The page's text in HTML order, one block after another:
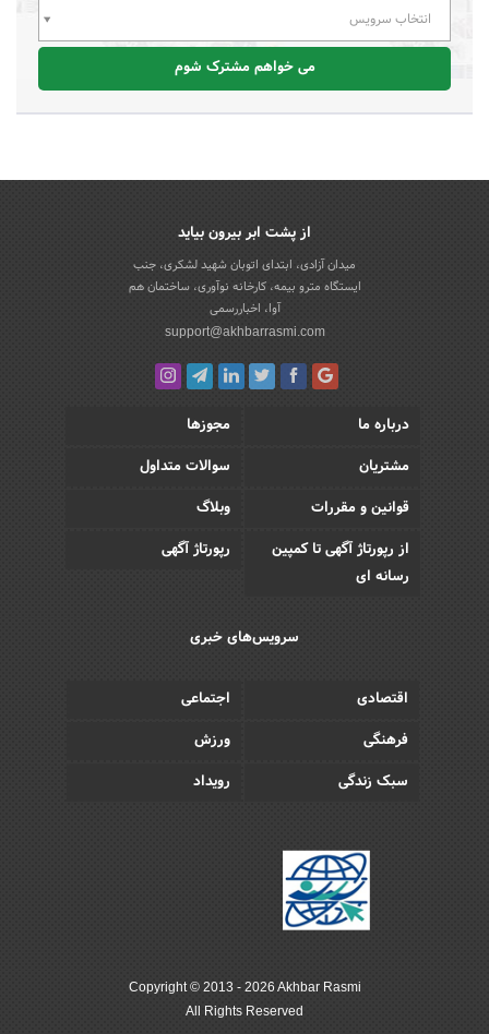
انتخاب سرویس
می خواهم مشترک شوم
از پشت ابر بیرون بیاید
میدان آزادی، ابتدای اتوبان شهید لشکری، جنب
ایستگاه مترو بیمه، کارخانه نوآوری، ساختمان هم
آوا، اخباررسمی
support@akhbarrasmi.com
درباره ما
مجوزها
مشتریان
سوالات متداول
قوانین و مقررات
وبلاگ
از رپورتاژ آگهی تا کمپین
رسانه ای
رپورتاژ آگهی
سرویس‌های خبری
اقتصادی
اجتماعی
فرهنگی
ورزش
سبک زندگی
رویداد
Copyright © 2013 - 2026 Akhbar Rasmi
All Rights Reserved